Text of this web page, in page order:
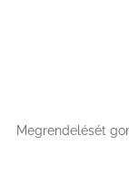
Megrendelését